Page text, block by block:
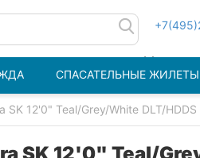
СПАСАТЕЛЬНЫЕ ЖИЛЕТЫ
12'0" Teal/Grey/White DLT/HDDS